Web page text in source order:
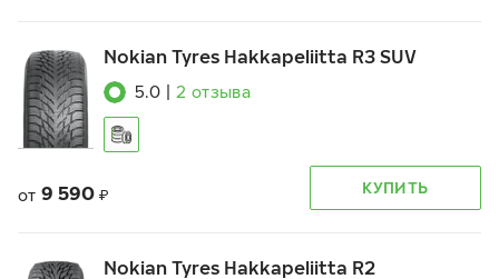
Nokian Tyres Hakkapeliitta R3 SUV
5.0 2 отзыва
от 9 590 ₽ КУПИТЬ
Nokian Tyres Hakkapeliitta R2